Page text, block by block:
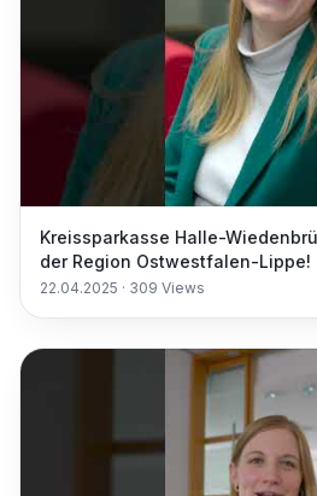
Kreissparkasse Halle-
der Region Ostwestfalen-Lippe!
22.04.2025 · 309 Views